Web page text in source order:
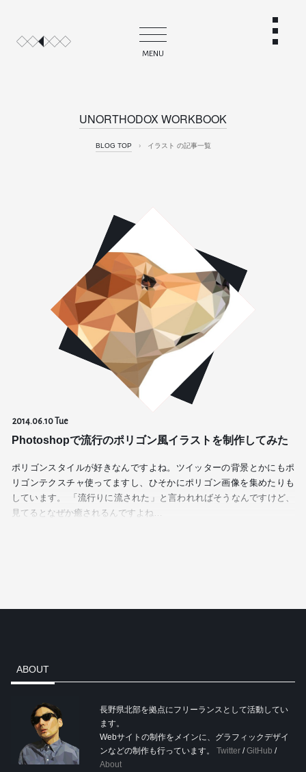
MENU
UNORTHODOX WORKBOOK
BLOG TOP › イラスト の記事一覧
2014.06.10 Tue
Photoshopで流行のポリゴン風イラストを制作してみた
ポリゴンスタイルが好きなんですよね。ツイッターの背景とかにもポ
リゴンテクスチャ使ってますし、ひそかにポリゴン画像を集めたりも
しています。 「流行りに流された」と言われればそうなんですけど、
見てるとなぜか癒されるんですよね…
ABOUT
長野県北部を拠点にフリーランスとして活動してい
ます。
Webサイトの制作をメインに、グラフィックデザイ
ンなどの制作も行っています。 Twitter /GitHub /
About